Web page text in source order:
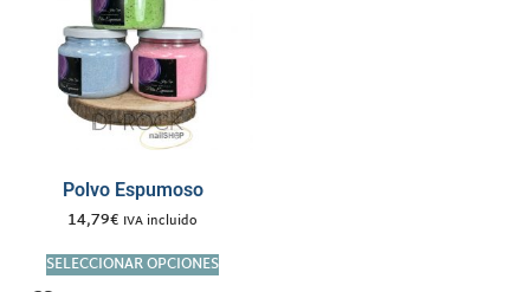
Polvo Espumoso
14,79€ IVA incluido
SELECCIONAR OPCIONES